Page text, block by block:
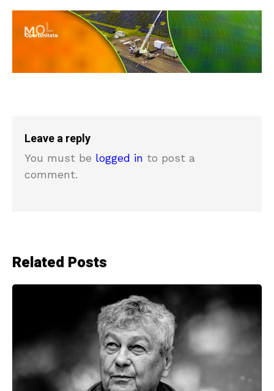
Leave a reply
You must be logged in to post a
comment.
Related Posts